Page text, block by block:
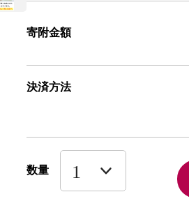
寄附金額
決済方法
数量